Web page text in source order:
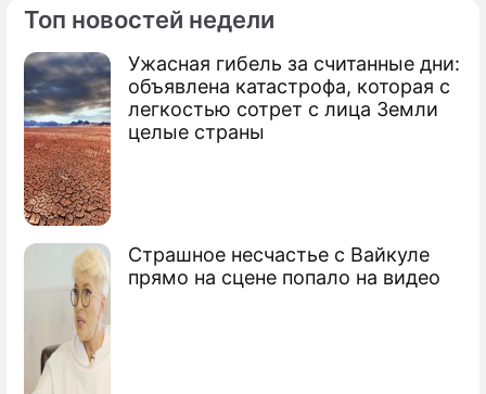
Топ новостей недели
Ужасная гибель за считанные дни:
объявлена катастрофа, которая с
легкостью сотрет с лица Земли
целые страны
Страшное несчастье с Вайкуле
прямо на сцене попало на видео
По теме
Водителям запретили кумыс и кефир за
рулем
Пьяные водители сохранят свои права
Камеры ГИБДД увидят пьяного за 100
метров